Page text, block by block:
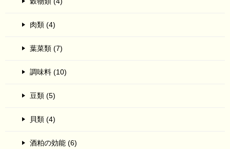
肉類 (4)
葉菜類 (7)
調味料 (10)
豆類 (5)
貝類 (4)
酒粕の効能 (6)